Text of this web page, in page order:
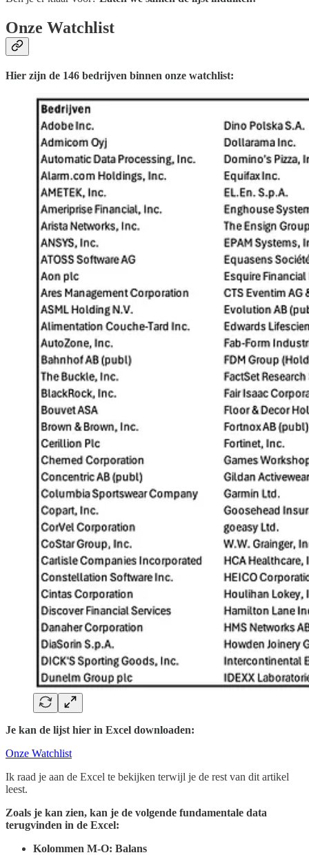
Onze Watchlist
Hier zijn de 146 bedrijven binnen onze watchlist:
Je kan de lijst hier in Excel downloaden:
Onze Watchlist
Ik raad je aan de Excel te bekijken terwijl je de rest van dit artikel
leest.
Zoals je kan zien, kan je de volgende fundamentale data
terugvinden in de Excel:
Kolommen M-O: Balans